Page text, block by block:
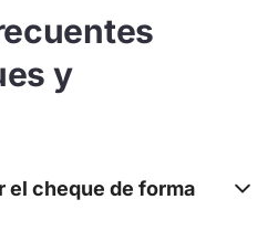
y
el cheque de forma